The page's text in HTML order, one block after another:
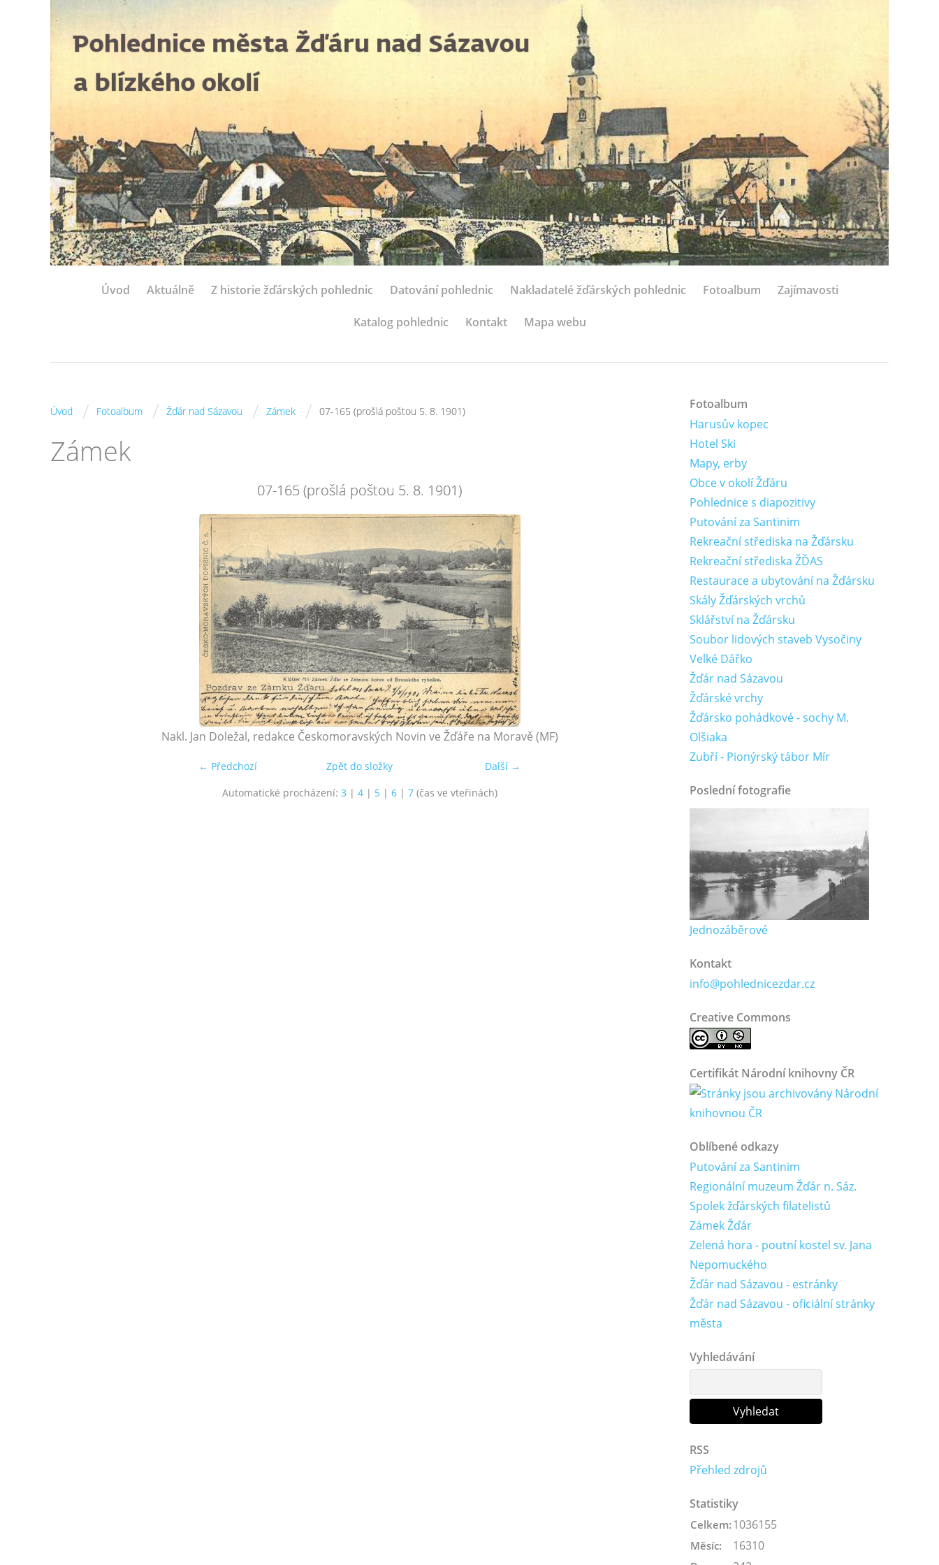
Úvod Aktuálně Z historie žďárských pohlednic Datování pohlednic Nakladatelé žďárských pohlednic Fotoalbum Zajímavosti
Katalog pohlednic Kontakt Mapa webu
Úvod / Fotoalbum / Žďár nad Sázavou / Zámek / 07-165 (prošlá poštou 5. 8. 1901)
Zámek
07-165 (prošlá poštou 5. 8. 1901)
Nakl. Jan Doležal, redakce Českomoravských Novin ve Žďáře na Moravě (MF)
← Předchozí Další →
Zpět do složky
Automatické procházení: 3 | 4| 5| 6| 7(čas ve vteřinách)
Fotoalbum
Harusův kopec
Hotel Ski
Mapy, erby
Obce v okolí Žďáru
Pohlednice s diapozitivy
Putování za Santinim
Rekreační střediska na Žďársku
Rekreační střediska ŽĎAS
Restaurace a ubytování na Žďársku
Skály Žďárských vrchů
Sklářství na Žďársku
Soubor lidových staveb Vysočiny
Velké Dářko
Žďár nad Sázavou
Žďárské vrchy
Žďársko pohádkové - sochy M.
Olšiaka
Zubří - Pionýrský tábor Mír
Poslední fotografie
Jednozáběrové
Kontakt
info@pohlednicezdar.cz
Creative Commons
Certifikát Národní knihovny ČR
Oblíbené odkazy
Putování za Santinim
Regionální muzeum Žďár n. Sáz.
Spolek žďárských filatelistů
Zámek Žďár
Zelená hora - poutní kostel sv. Jana
Nepomuckého
Žďár nad Sázavou - estránky
Žďár nad Sázavou - oficiální stránky
města
Vyhledávání
RSS
Přehled zdrojů
Statistiky
Celkem: 1036155
Měsíc: 16310